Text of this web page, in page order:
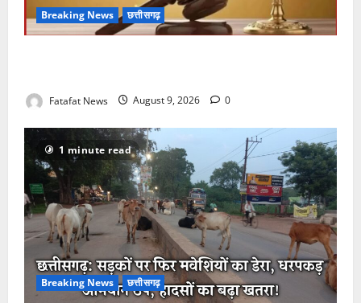
Breaking News छत्तीसगढ़
Fatafat News August 9, 2026 0
1 minute read
Breaking News छत्तीसगढ़